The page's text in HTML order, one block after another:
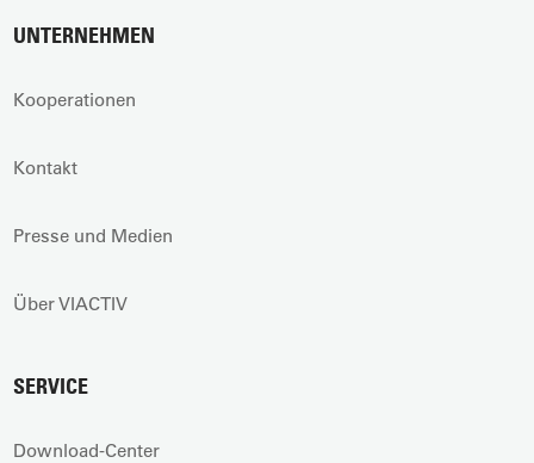
UNTERNEHMEN
Kooperationen
Kontakt
Presse und Medien
Über VIACTIV
SERVICE
Download-Center